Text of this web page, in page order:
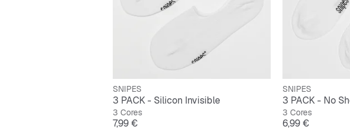
SNIPES
3 PACK - Silicon Invisible
3 Cores
Preço
7,99 €
SNIPES
3 PACK - No
3 Cores
Preço
6,99 €